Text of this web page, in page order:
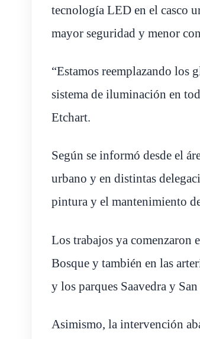
tecnología LED en el casco
mayor seguridad y menor
“Estamos reemplazando los
sistema de iluminación en
Etchart.
Según se informó desde el
urbano y en distintas
pintura y el mantenimiento
Los trabajos ya comenzaron
Bosque y también en las
y los parques Saavedra y
Asimismo, la intervención